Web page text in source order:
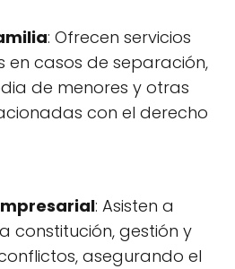
: Ofrecen servicios
en casos de separación,
de menores y otras
con el derecho
: Asisten a
constitución, gestión y
asegurando el